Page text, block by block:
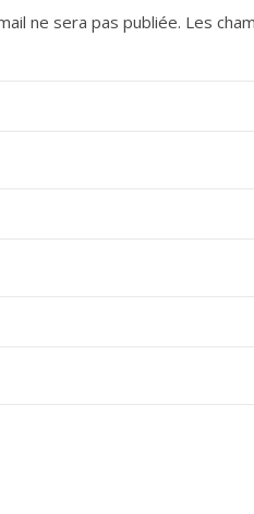
ne sera pas publiée. Les